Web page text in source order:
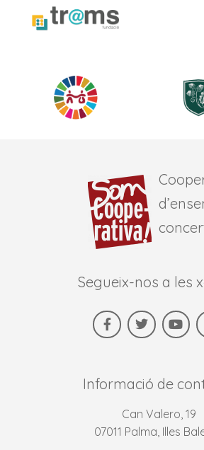
Segueix-nos a les
Informació de
Can Valero, 19
07011 Palma, Illes